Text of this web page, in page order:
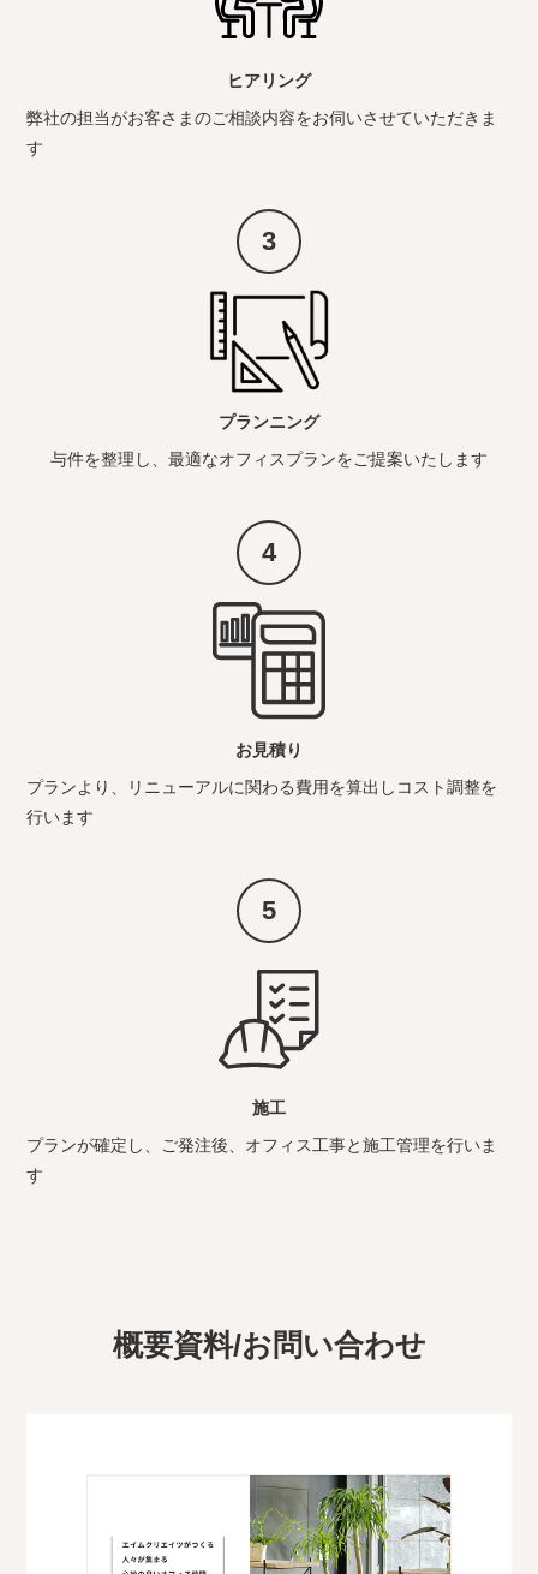
ヒアリング
弊社の担当がお客さまのご相談内容をお伺いさせていただきま
す
3
プランニング
与件を整理し、最適なオフィスプランをご提案いたします
4
お見積り
プランより、リニューアルに関わる費用を算出しコスト調整を
行います
5
施工
プランが確定し、ご発注後、オフィス工事と施工管理を行いま
す
概要資料/お問い合わせ